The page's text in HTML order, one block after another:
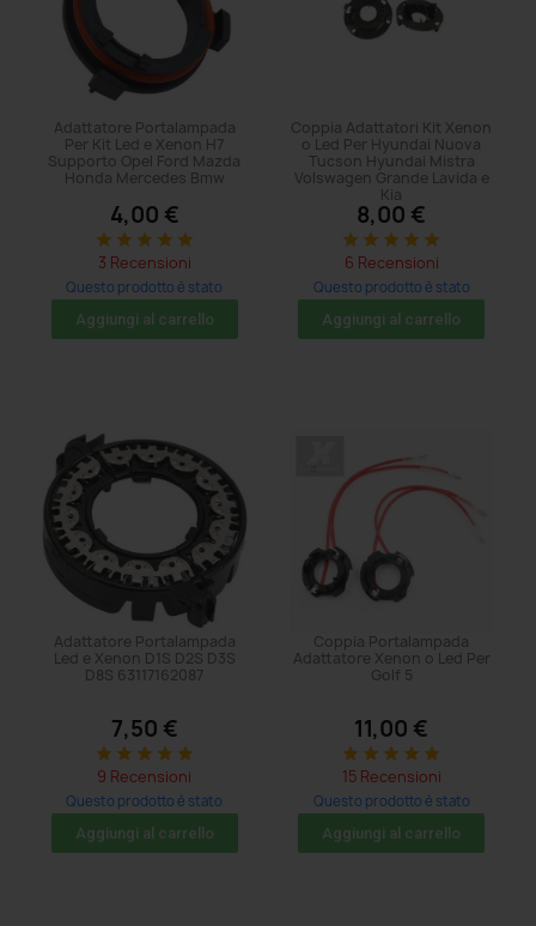
Adattatore Portalampada
Per Kit Led e Xenon H7
Supporto Opel Ford Mazda
Honda Mercedes Bmw
4,00 €
star star star star star
3 Recensioni
Questo prodotto è stato
acquistato: 8 volte
Aggiungi al carrello
Coppia Adattatori Kit Xenon
o Led Per Hyundai Nuova
Tucson Hyundai Mistra
Volswagen Grande Lavida e
Kia
8,00 €
star star star star star
6 Recensioni
Questo prodotto è stato
acquistato: 5 volte
Aggiungi al carrello
Adattatore Portalampada
Led e Xenon D1S D2S D3S
D8S 63117162087
7,50 €
star star star star star
9 Recensioni
Questo prodotto è stato
acquistato: 110 volte
Aggiungi al carrello
Coppia Portalampada
Adattatore Xenon o Led Per
Golf 5
11,00 €
star star star star star
15 Recensioni
Questo prodotto è stato
acquistato: 38 volte
Aggiungi al carrello